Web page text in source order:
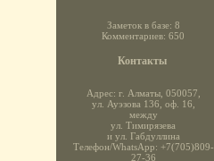
Заметок в базе: 8
Комментариев: 650
Контакты
Адрес: г. Алматы, 050057,
ул. Ауэзова 136, оф. 16,
между
ул. Тимирязева
и ул. Габдуллина
Телефон/WhatsApp: +7(705)809-
27-36